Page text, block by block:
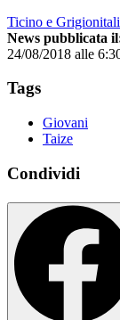
Ticino e
News pubblicata
24/08/2018 alle
Tags
Giovani
Taize
Condividi